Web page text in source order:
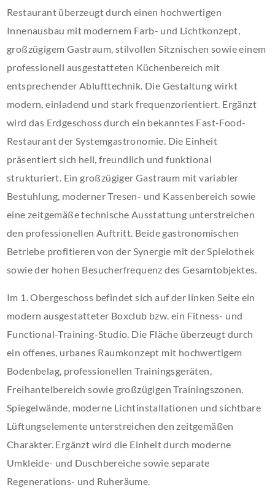
Restaurant überzeugt durch einen hochwertigen
Innenausbau mit modernem Farb- und Lichtkonzept,
großzügigem Gastraum, stilvollen Sitznischen sowie einem
professionell ausgestatteten Küchenbereich mit
entsprechender Ablufttechnik. Die Gestaltung wirkt
modern, einladend und stark frequenzorientiert. Ergänzt
wird das Erdgeschoss durch ein bekanntes Fast-Food-
Restaurant der Systemgastronomie. Die Einheit
präsentiert sich hell, freundlich und funktional
strukturiert. Ein großzügiger Gastraum mit variabler
Bestuhlung, moderner Tresen- und Kassenbereich sowie
eine zeitgemäße technische Ausstattung unterstreichen
den professionellen Auftritt. Beide gastronomischen
Betriebe profitieren von der Synergie mit der Spielothek
sowie der hohen Besucherfrequenz des Gesamtobjektes.
Im 1. Obergeschoss befindet sich auf der linken Seite ein
modern ausgestatteter Boxclub bzw. ein Fitness- und
Functional-Training-Studio. Die Fläche überzeugt durch
ein offenes, urbanes Raumkonzept mit hochwertigem
Bodenbelag, professionellen Trainingsgeräten,
Freihantelbereich sowie großzügigen Trainingszonen.
Spiegelwände, moderne Lichtinstallationen und sichtbare
Lüftungselemente unterstreichen den zeitgemäßen
Charakter. Ergänzt wird die Einheit durch moderne
Umkleide- und Duschbereiche sowie separate
Regenerations- und Ruheräume.